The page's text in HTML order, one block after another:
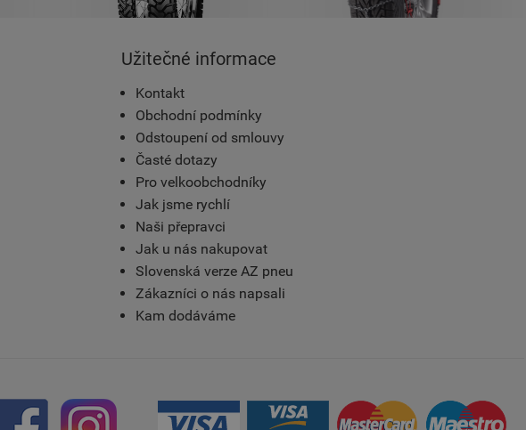
Užitečné informace
Kontakt
Obchodní podmínky
Odstoupení od smlouvy
Časté dotazy
Pro velkoobchodníky
Jak jsme rychlí
Naši přepravci
Jak u nás nakupovat
Slovenská verze AZ pneu
Zákazníci o nás napsali
Kam dodáváme